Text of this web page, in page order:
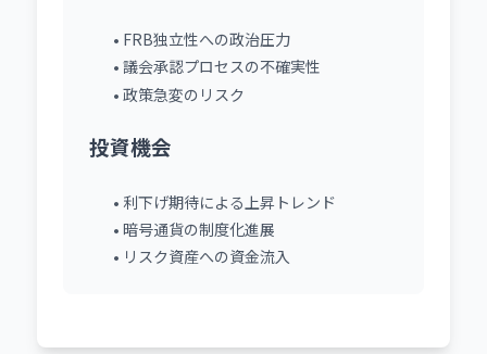
• FRB独立性への政治圧力
• 議会承認プロセスの不確実性
• 政策急変のリスク
投資機会
• 利下げ期待による上昇トレンド
• 暗号通貨の制度化進展
• リスク資産への資金流入